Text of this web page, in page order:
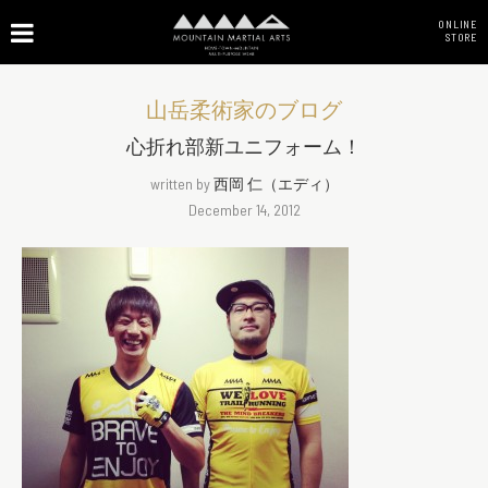
ONLINE
STORE
山岳柔術家のブログ
心折れ部新ユニフォーム！
written by西岡 仁（エディ）
December 14, 2012